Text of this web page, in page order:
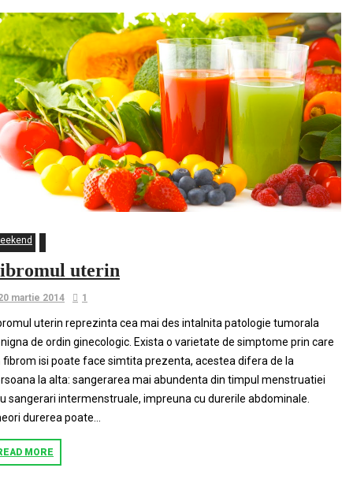
uterin
martie 2014 1
uterin reprezinta cea mai des intalnita patologie tumorala
de ordin ginecologic. Exista o varietate de simptome prin care
fibrom isi poate face simtita prezenta, acestea difera de la
la alta: sangerarea mai abundenta din timpul menstruatiei
sangerari intermenstruale, impreuna cu durerile abdominale.
durerea poate...
MORE